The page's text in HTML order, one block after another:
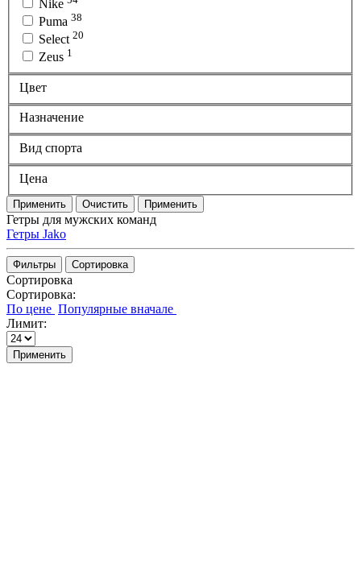
Nike
Puma 38
Select 20
Zeus 1
Цвет
Назначение
Вид спорта
Цена
Применить Очистить Применить
Гетры для мужских команд
Гетры Jako
Фильтры Сортировка
Сортировка
Сортировка:
Лимит:
Применить